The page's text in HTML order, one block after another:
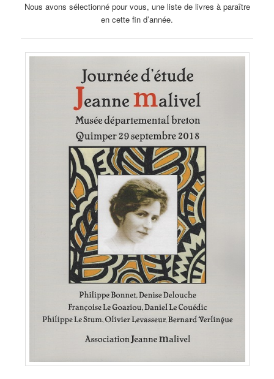
Nous avons sélectionné pour vous, une liste de livres à paraître
en cette fin d’année.